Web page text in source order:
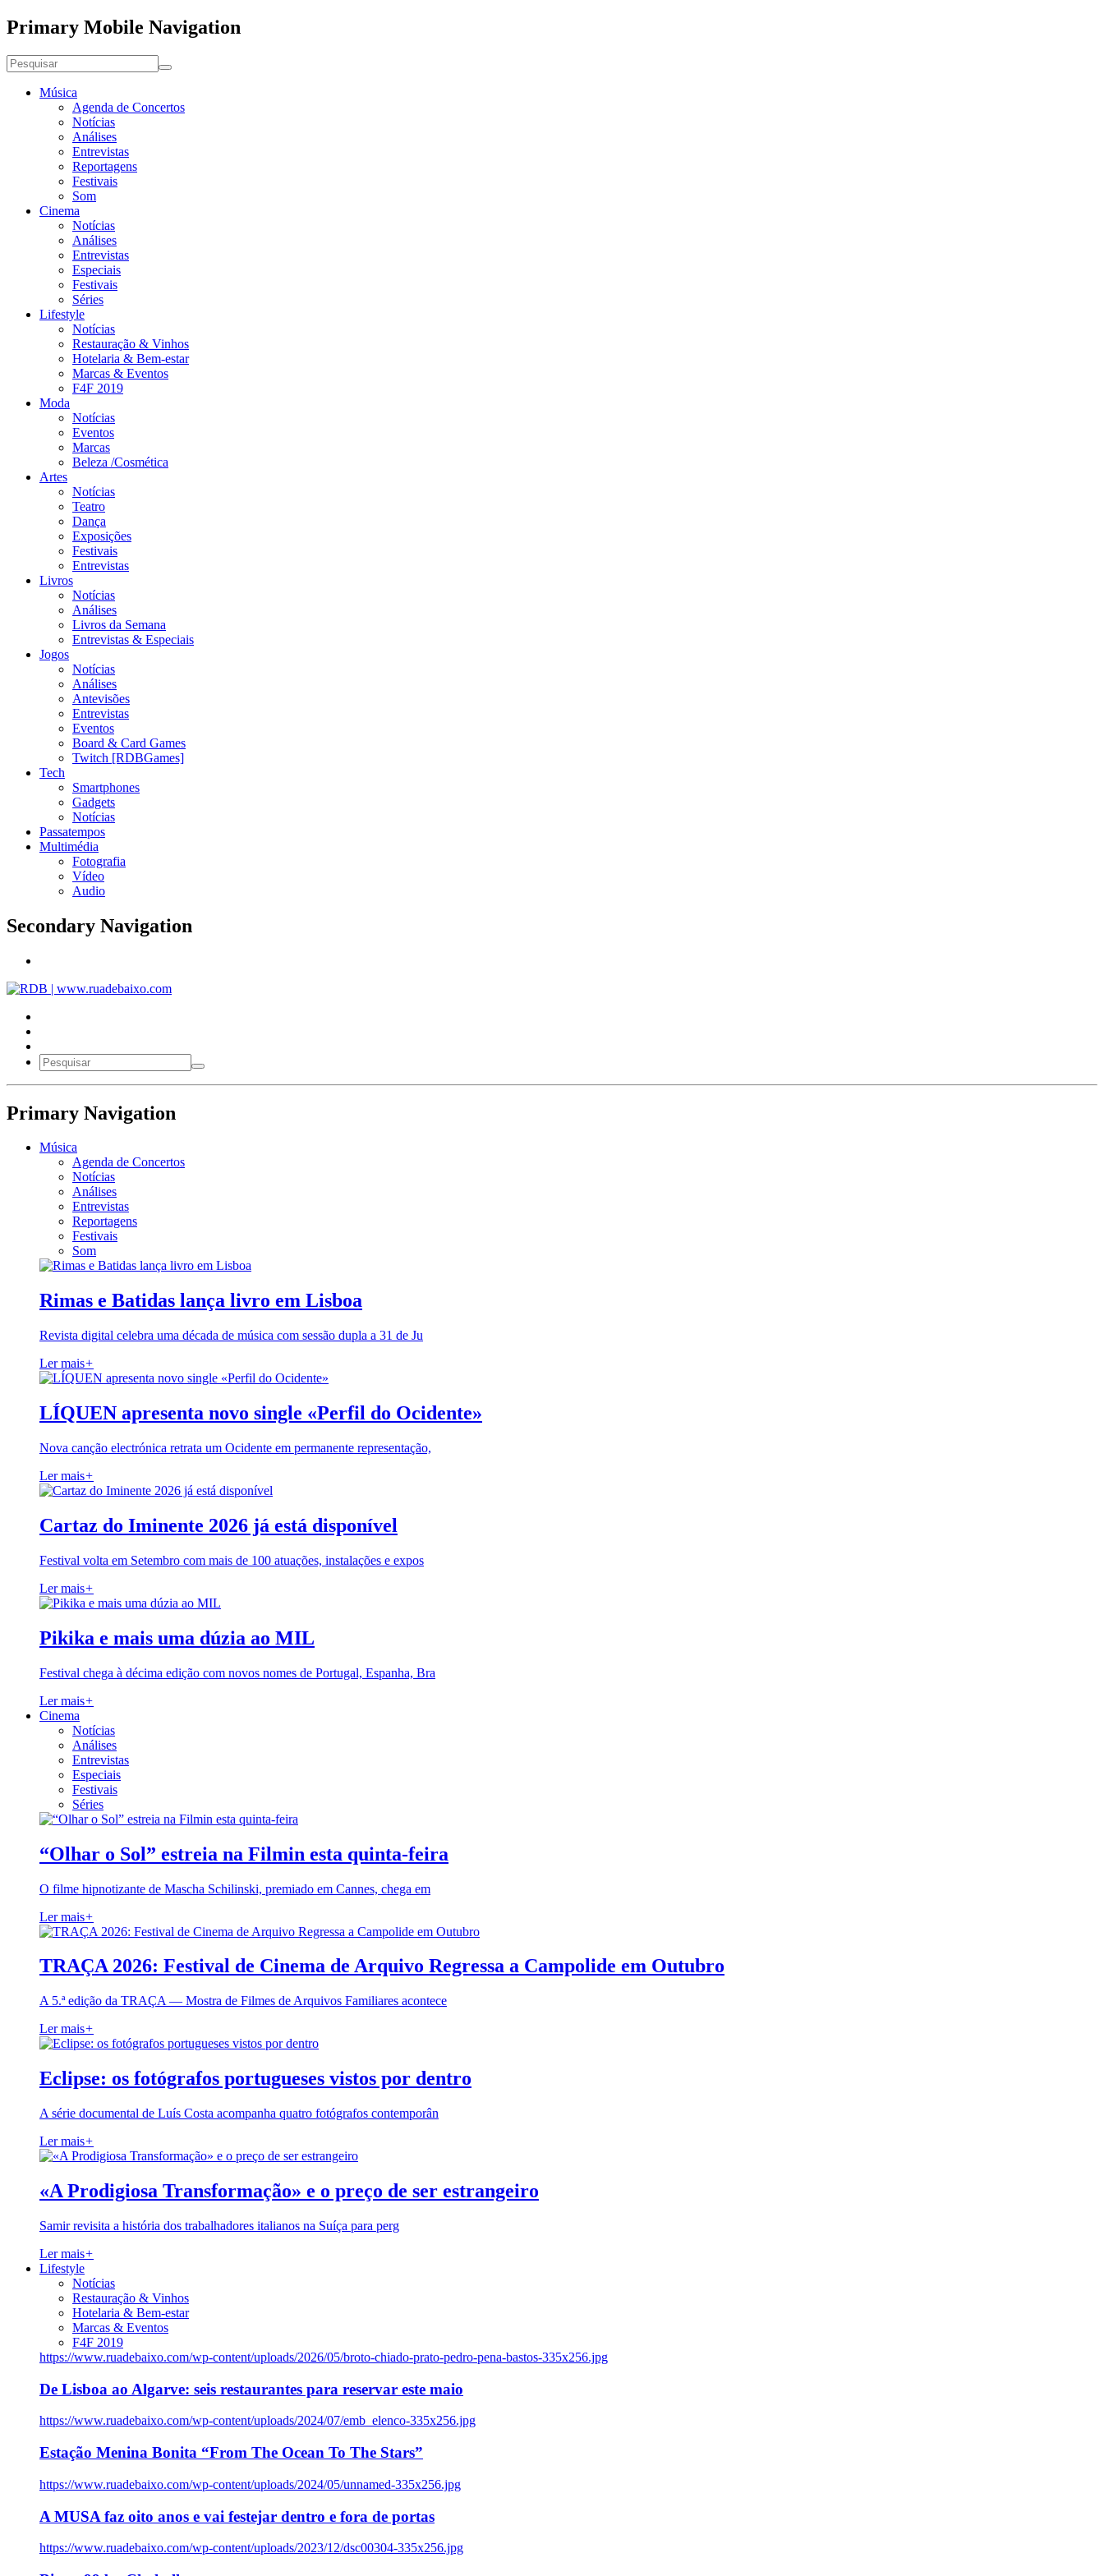
Primary Mobile Navigation
Música
Agenda de Concertos
Notícias
Análises
Entrevistas
Reportagens
Festivais
Som
Cinema
Notícias
Análises
Entrevistas
Especiais
Festivais
Séries
Lifestyle
Notícias
Restauração & Vinhos
Hotelaria & Bem-estar
Marcas & Eventos
F4F 2019
Moda
Notícias
Eventos
Marcas
Beleza /Cosmética
Artes
Notícias
Teatro
Dança
Exposições
Festivais
Entrevistas
Livros
Notícias
Análises
Livros da Semana
Entrevistas & Especiais
Jogos
Notícias
Análises
Antevisões
Entrevistas
Eventos
Board & Card Games
Twitch [RDBGames]
Tech
Smartphones
Gadgets
Notícias
Passatempos
Multimédia
Fotografia
Vídeo
Audio
Secondary Navigation
Primary Navigation
Música
Agenda de Concertos
Notícias
Análises
Entrevistas
Reportagens
Festivais
Som
Rimas e Batidas lança livro em Lisboa
Revista digital celebra uma década de música com sessão dupla a 31 de Ju
Ler mais+
LÍQUEN apresenta novo single «Perfil do Ocidente»
Nova canção electrónica retrata um Ocidente em permanente representação,
Ler mais+
Cartaz do Iminente 2026 já está disponível
Festival volta em Setembro com mais de 100 atuações, instalações e expos
Ler mais+
Pikika e mais uma dúzia ao MIL
Festival chega à décima edição com novos nomes de Portugal, Espanha, Bra
Ler mais+
Cinema
Notícias
Análises
Entrevistas
Especiais
Festivais
Séries
“Olhar o Sol” estreia na Filmin esta quinta-feira
O filme hipnotizante de Mascha Schilinski, premiado em Cannes, chega em
Ler mais+
TRAÇA 2026: Festival de Cinema de Arquivo Regressa a Campolide em Outubro
A 5.ª edição da TRAÇA — Mostra de Filmes de Arquivos Familiares acontece
Ler mais+
Eclipse: os fotógrafos portugueses vistos por dentro
A série documental de Luís Costa acompanha quatro fotógrafos contemporân
Ler mais+
«A Prodigiosa Transformação» e o preço de ser estrangeiro
Samir revisita a história dos trabalhadores italianos na Suíça para perg
Ler mais+
Lifestyle
Notícias
Restauração & Vinhos
Hotelaria & Bem-estar
Marcas & Eventos
F4F 2019
https://www.ruadebaixo.com/wp-content/uploads/2026/05/broto-chiado-prato-pedro-pena-bastos-335x256.jpg
De Lisboa ao Algarve: seis restaurantes para reservar este maio
https://www.ruadebaixo.com/wp-content/uploads/2024/07/emb_elenco-335x256.jpg
Estação Menina Bonita “From The Ocean To The Stars”
https://www.ruadebaixo.com/wp-content/uploads/2024/05/unnamed-335x256.jpg
A MUSA faz oito anos e vai festejar dentro e fora de portas
https://www.ruadebaixo.com/wp-content/uploads/2023/12/dsc00304-335x256.jpg